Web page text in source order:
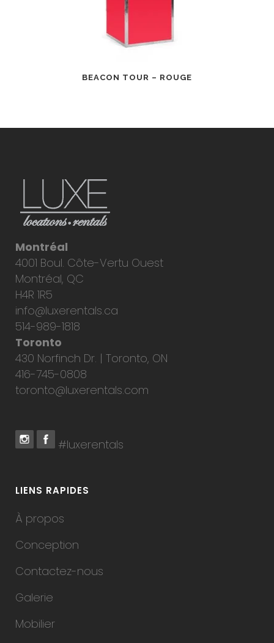
BEACON TOUR – ROUGE
Montréal
4001 Boul. Côte-Vertu Ouest
Montréal, QC
H4R 1R5
info@luxerentals.ca
514-989-1818
Toronto
430 Norfinch Dr. | Toronto, ON
416-745-0808
toronto@luxerentals.com
#luxerentals
LIENS RAPIDES
À propos
Conception
Contactez-nous
Galerie
Mobilier